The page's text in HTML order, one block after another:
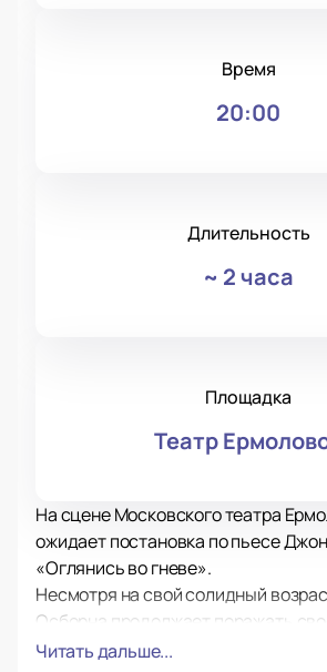
Время
20:00
Длительность
~ 2 часа
Площадка
Театр
На сцене Московского театра
ожидает постановка по пьесе
«Оглянись во гневе».
Несмотря на свой солидный
Осборна продолжает поражать
актуальностью и тонкостью.
Читать дальше...